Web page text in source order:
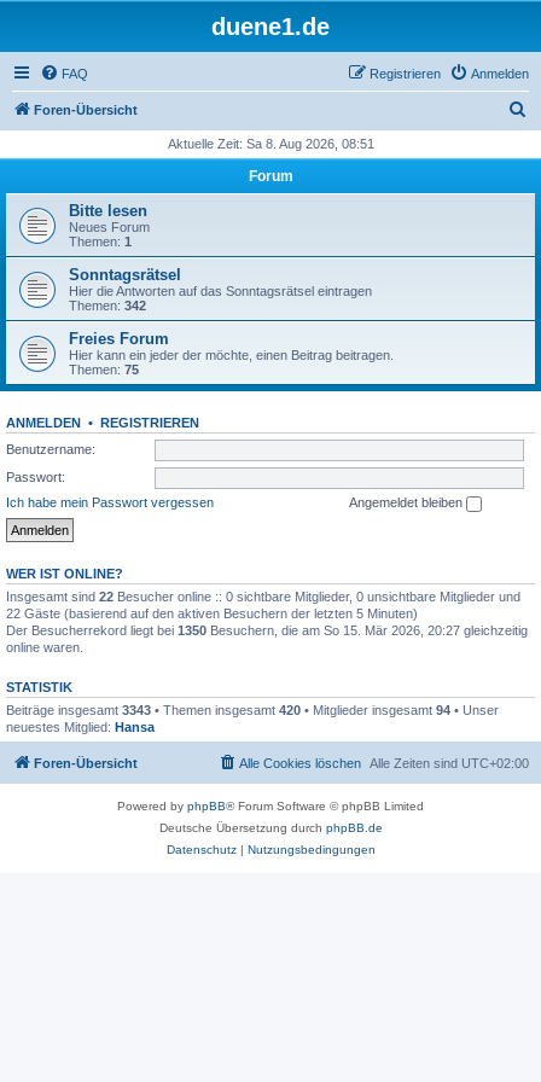
duene1.de
FAQ Anmelden
Registrieren
Foren-Übersicht
h
Aktuelle Zeit: Sa 8. Aug 2026, 08:51
Forum
Bitte lesen
Neues Forum
Themen: 1
Sonntagsrätsel
Hier die Antworten auf das Sonntagsrätsel eintragen
Themen: 342
Freies Forum
Hier kann ein jeder der möchte, einen Beitrag beitragen.
Themen: 75
ANMELDEN • REGISTRIEREN
Benutzername:
Passwort:
Ich habe mein Passwort vergessen
Angemeldet bleiben
WER IST ONLINE?
Insgesamt sind 22 Besucher online :: 0 sichtbare Mitglieder, 0 unsichtbare Mitglieder und
22 Gäste (basierend auf den aktiven Besuchern der letzten 5 Minuten)
Der Besucherrekord liegt bei 1350 Besuchern, die am So 15. Mär 2026, 20:27 gleichzeitig
online waren.
STATISTIK
Beiträge insgesamt 3343 • Themen insgesamt 420 • Mitglieder insgesamt 94 • Unser
neuestes Mitglied: Hansa
Foren-Übersicht Alle Zeiten sind UTC+02:00
Alle Cookies löschen
Powered by phpBB® Forum Software © phpBB Limited
Deutsche Übersetzung durch phpBB.de
Datenschutz| Nutzungsbedingungen